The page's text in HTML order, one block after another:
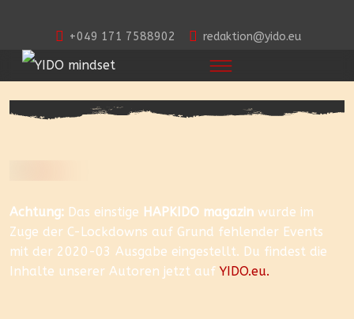
+049 171 7588902 redaktion@yido.eu
Achtung: Das einstige HAPKIDO magazin wurde im
Zuge der C-Lockdowns auf Grund fehlender Events
mit der 2020-03 Ausgabe eingestellt. Du findest die
Inhalte unserer Autoren jetzt auf YIDO.eu.